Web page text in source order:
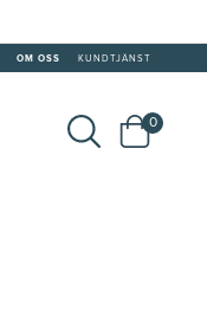
OM OSS KUNDTJÄNST
0